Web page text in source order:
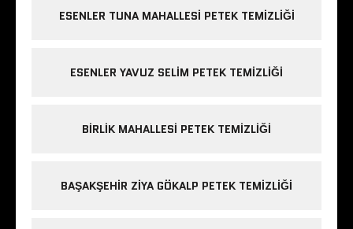
ESENLER TUNA MAHALLESI PETEK TEMIZLIĞI
ESENLER YAVUZ SELIM PETEK TEMIZLIĞI
BIRLIK MAHALLESI PETEK TEMIZLIĞI
BAŞAKŞEHIR ZIYA GÖKALP PETEK TEMIZLIĞI